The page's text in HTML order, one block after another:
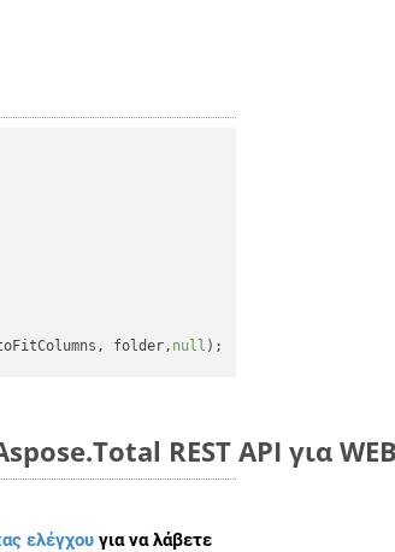
folder, null
REST API για
ελέγχου για να λάβετε